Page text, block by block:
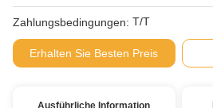
Zahlungsbedingungen: T/T
Erhalten Sie Besten Preis
Ausführliche Information